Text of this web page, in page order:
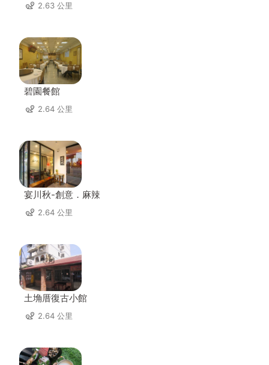
2.63 公里
碧園餐館
2.64 公里
宴川秋-創意．麻辣
2.64 公里
土埆厝復古小館
2.64 公里